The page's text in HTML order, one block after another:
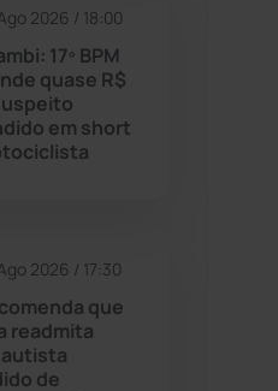
(49)
2026 / 18:00
17º BPM
quase R$
em short
2026 / 17:30
que
readmita
de